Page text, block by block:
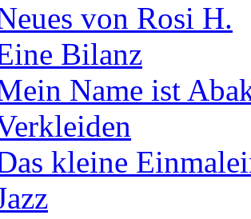
von Rosi H.
Bilanz
Name ist
kleine